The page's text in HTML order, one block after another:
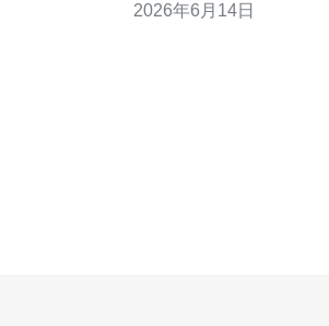
中国的
书与备份、监控告警和跨
2026年6月14日